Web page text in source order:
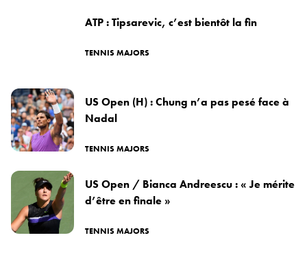
ATP : Tipsarevic, c’est bientôt la fin
TENNIS MAJORS
US Open (H) : Chung n’a pas pesé face à
Nadal
TENNIS MAJORS
US Open / Bianca Andreescu : « Je mérite
d’être en finale »
TENNIS MAJORS